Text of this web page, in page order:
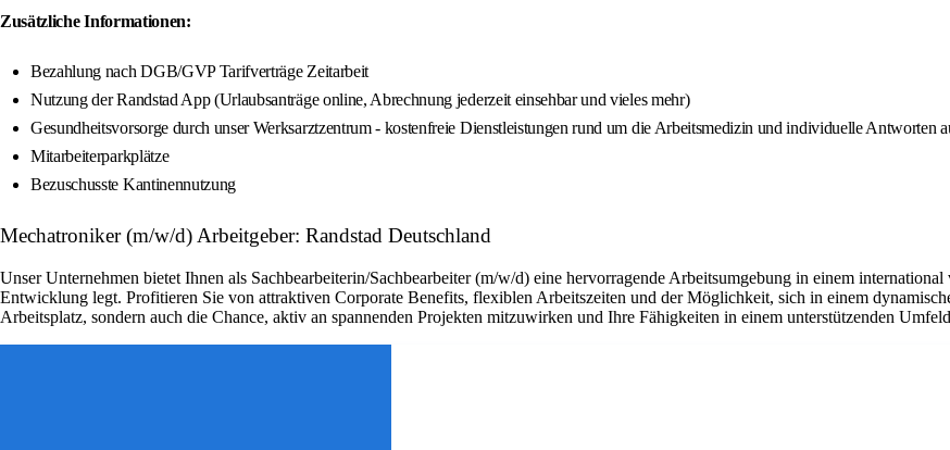
Zusätzliche Informationen:
Bezahlung nach DGB/GVP Tarifverträge Zeitarbeit
Nutzung der Randstad App (Urlaubsanträge online, Abrechnung jederzeit einsehbar und vieles mehr)
Gesundheitsvorsorge durch unser Werksarztzentrum - kostenfreie Dienstleistungen rund um die Arbeitsmedizin und individuelle Antworten
Mitarbeiterparkplätze
Bezuschusste Kantinennutzung
Mechatroniker (m/w/d) Arbeitgeber: Randstad Deutschland
Unser Unternehmen bietet Ihnen als Sachbearbeiterin/Sachbearbeiter (m/w/d) eine hervorragende Arbeitsumgebung in einem
Entwicklung legt. Profitieren Sie von attraktiven Corporate Benefits, flexiblen Arbeitszeiten und der Möglichkeit, sich in einem
Arbeitsplatz, sondern auch die Chance, aktiv an spannenden Projekten mitzuwirken und Ihre Fähigkeiten in einem unterstützenden